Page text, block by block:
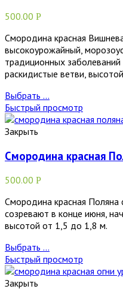
500.00 Р
Смородина красная
высокоурожайный,
традиционных
раскидистые ветви,
Выбрать ...
Быстрый просмотр
Закрыть
Смородина красная
500.00 Р
Смородина красная
созревают в конце июня,
высотой от 1,5 до 1,8 м.
Выбрать ...
Быстрый просмотр
Закрыть